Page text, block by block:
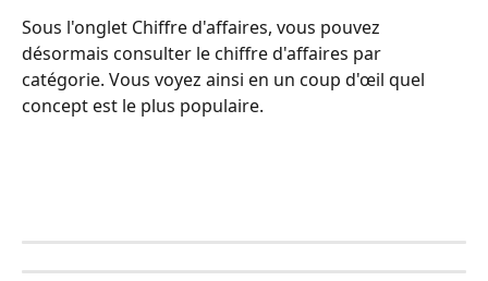
Sous l'onglet Chiffre d'affaires, vous pouvez
désormais consulter le chiffre d'affaires par
catégorie. Vous voyez ainsi en un coup d'œil quel
concept est le plus populaire.